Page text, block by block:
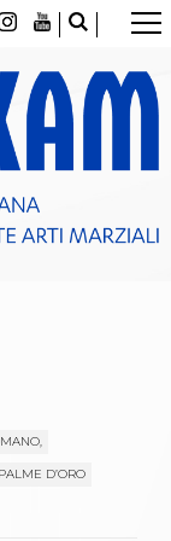
di 100 atleti
PALME D’ORO